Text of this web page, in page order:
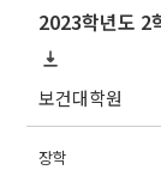
보건대학원
장학